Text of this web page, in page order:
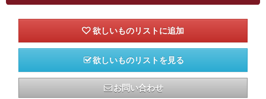
欲しいものリストを見る
お問い合わせ